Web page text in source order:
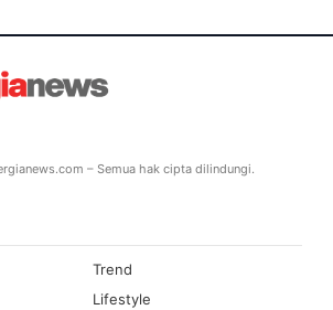
– Semua hak cipta dilindungi.
Trend
Lifestyle